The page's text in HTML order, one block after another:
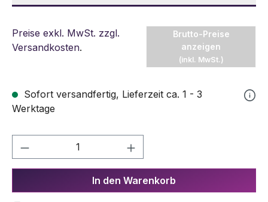
Preise exkl. MwSt. zzgl.
Versandkosten.
Brutto-Preise
anzeigen
(inkl. MwSt.)
Sofort versandfertig, Lieferzeit ca. 1 - 3
Werktage
Produkt Anzahl: Gib den
In den Warenkorb